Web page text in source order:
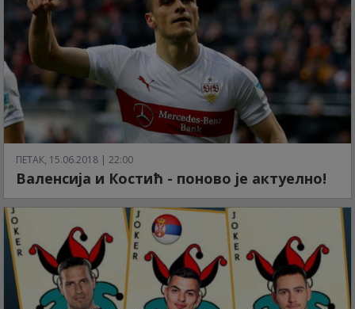
ПЕТАК, 15.06.2018 | 22:00
Валенсија и Костић - поново је актуелно!